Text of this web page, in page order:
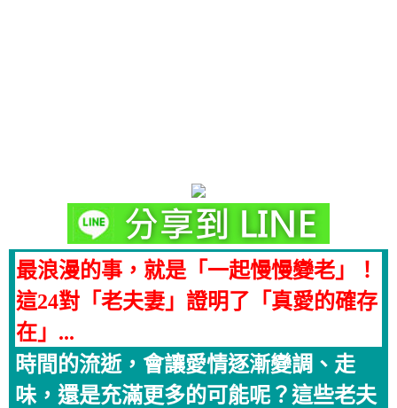
最浪漫的事，就是「一起慢慢變老」！
這24對「老夫妻」證明了「真愛的確存
在」...
時間的流逝，會讓愛情逐漸變調、走
味，還是充滿更多的可能呢？這些老夫